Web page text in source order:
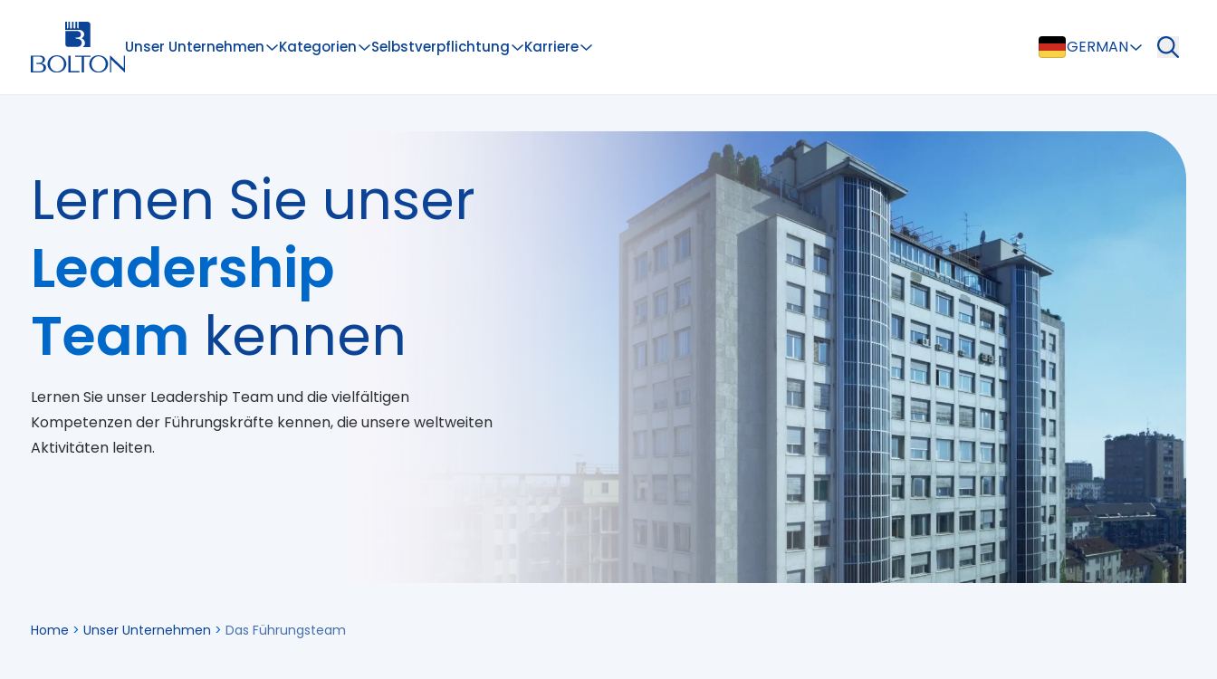
Unser Unternehmen Kategorien Selbstverpflichtung Karriere GERMAN
Lernen Sie unser
Leadership
Team kennen
Lernen Sie unser Leadership Team und die vielfältigen
Kompetenzen der Führungskräfte kennen, die unsere weltweiten
Aktivitäten leiten.
Home > Unser Unternehmen > Das Führungsteam